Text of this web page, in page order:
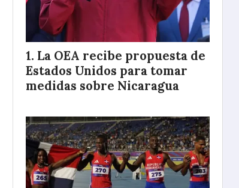
La OEA recibe propuesta de
Estados Unidos para tomar
medidas sobre Nicaragua